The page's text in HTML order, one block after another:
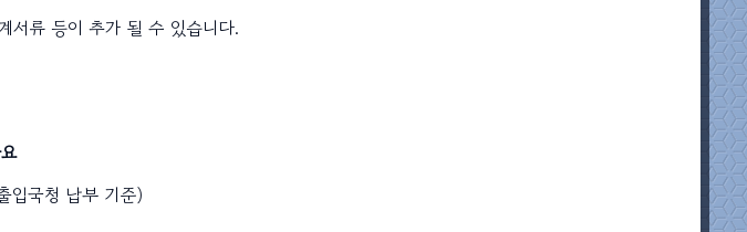
서류 등이 추가 될 수 있습니다.
입국청 납부 기준)